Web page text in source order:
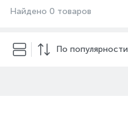
Найдено 0 товаров
По популярности